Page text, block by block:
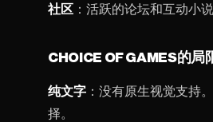
社区 ：活跃的论坛和互动小
CHOICE OF GAMES的局
纯文字 ：没有原生视觉支持
择。